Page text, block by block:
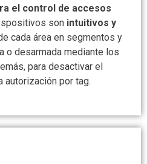
el control de accesos
son intuitivos y
cada área en segmentos y
o desarmada mediante los
para desactivar el
autorización por tag.